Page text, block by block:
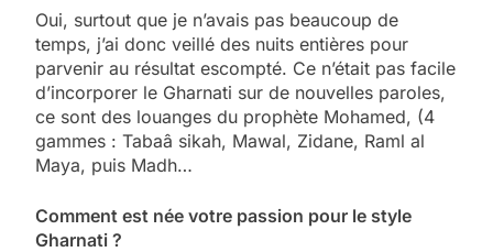
Oui, surtout que je n’avais pas beaucoup de
temps, j’ai donc veillé des nuits entières pour
parvenir au résultat escompté. Ce n’était pas facile
d’incorporer le Gharnati sur de nouvelles paroles,
ce sont des louanges du prophète Mohamed, (4
gammes : Tabaâ sikah, Mawal, Zidane, Raml al
Maya, puis Madh…
Comment est née votre passion pour le style
Gharnati ?